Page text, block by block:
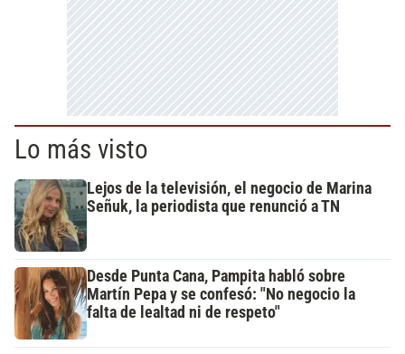
Lo más visto
Lejos de la televisión, el negocio de Marina
Señuk, la periodista que renunció a TN
Desde Punta Cana, Pampita habló sobre
Martín Pepa y se confesó: "No negocio la
falta de lealtad ni de respeto"